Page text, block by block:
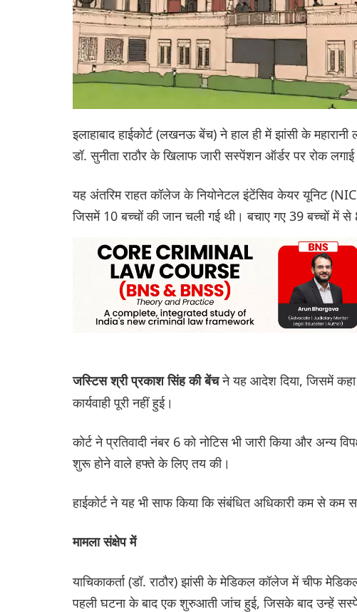
इलाहाबाद हाईकोर्ट (लखनऊ बेंच) ने हाल ही में झांसी के
डॉ. सुनीता राठौर के खिलाफ जारी सस्पेंशन ऑर्डर पर रोक
यह अंतरिम राहत कॉलेज के नियोनेटल इंटेंसिव केयर यूनिट
जिसमें 10 बच्चों की जान चली गई थी। बचाए गए 39 बच्चों में से
जस्टिस श्री प्रकाश सिंह की बेंचने यह आदेश दिया, जिसमें
कार्यवाही पूरी नहीं हुई।
कोर्ट ने प्रतिवादी नंबर 6 को नोटिस भी जारी किया और अन्य
शुरू होने वाले हफ्ते के लिए तय की।
हाईकोर्ट ने यह भी साफ किया कि संबंधित अधिकारी कम से कम
मामला संक्षेप में
याचिकाकर्ता (डॉ. राठौर) झांसी के मेडिकल कॉलेज में चीफ
पहली घटना के बाद एक शुरुआती जांच हुई, जिसके बाद उन्हें